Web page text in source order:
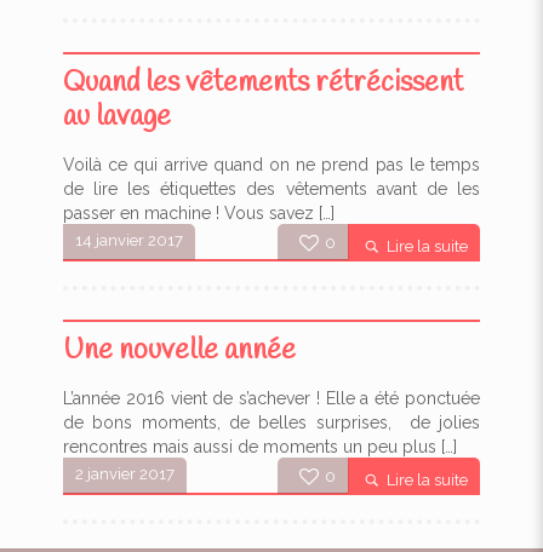
14 janvier 2017
Quand les vêtements rétrécissent
au lavage
Voilà ce qui arrive quand on ne prend pas le temps
de lire les étiquettes des vêtements avant de les
passer en machine ! Vous savez […]
0 Lire la suite
2 janvier 2017
Une nouvelle année
L’année 2016 vient de s’achever ! Elle a été ponctuée
de bons moments, de belles surprises, de jolies
rencontres mais aussi de moments un peu plus […]
0 Lire la suite